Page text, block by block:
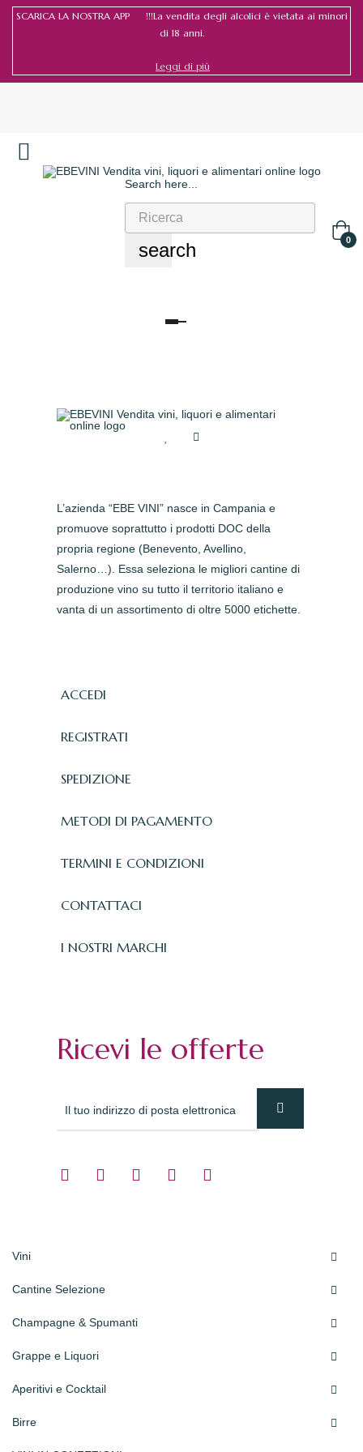
SCARICA LA NOSTRA APP !!!La vendita degli alcolici è vietata ai minori
di 18 anni.
Leggi di più
Search here...
search 0
navigazione
L’azienda “EBE VINI” nasce in Campania e
promuove soprattutto i prodotti DOC della
propria regione (Benevento, Avellino,
Salerno…). Essa seleziona le migliori cantine di
produzione vino su tutto il territorio italiano e
vanta di un assortimento di oltre 5000 etichette.
ACCEDI
REGISTRATI
SPEDIZIONE
METODI DI PAGAMENTO
TERMINI E CONDIZIONI
CONTATTACI
I NOSTRI MARCHI
Ricevi le offerte
Vini 
Cantine Selezione 
Champagne & Spumanti 
Grappe e Liquori 
Aperitivi e Cocktail 
Birre 